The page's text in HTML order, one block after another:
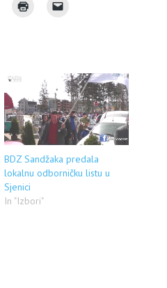
BDZ Sandžaka predala
lokalnu odborničku listu u
Sjenici
In "Izbori"